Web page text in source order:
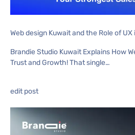
Web design Kuwait and the Role of
Brandie Studio Kuwait Explains How
Trust and Growth! That single…
edit post